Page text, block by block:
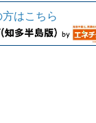
はこちら